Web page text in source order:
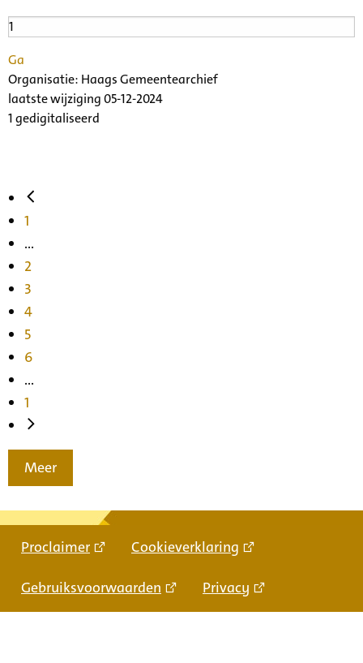
Ga
Organisatie: Haags Gemeentearchief
laatste wijziging 05-12-2024
1 gedigitaliseerd
1
...
2
3
4
5
6
...
1
Meer
Proclaimer Cookieverklaring
Gebruiksvoorwaarden Privacy